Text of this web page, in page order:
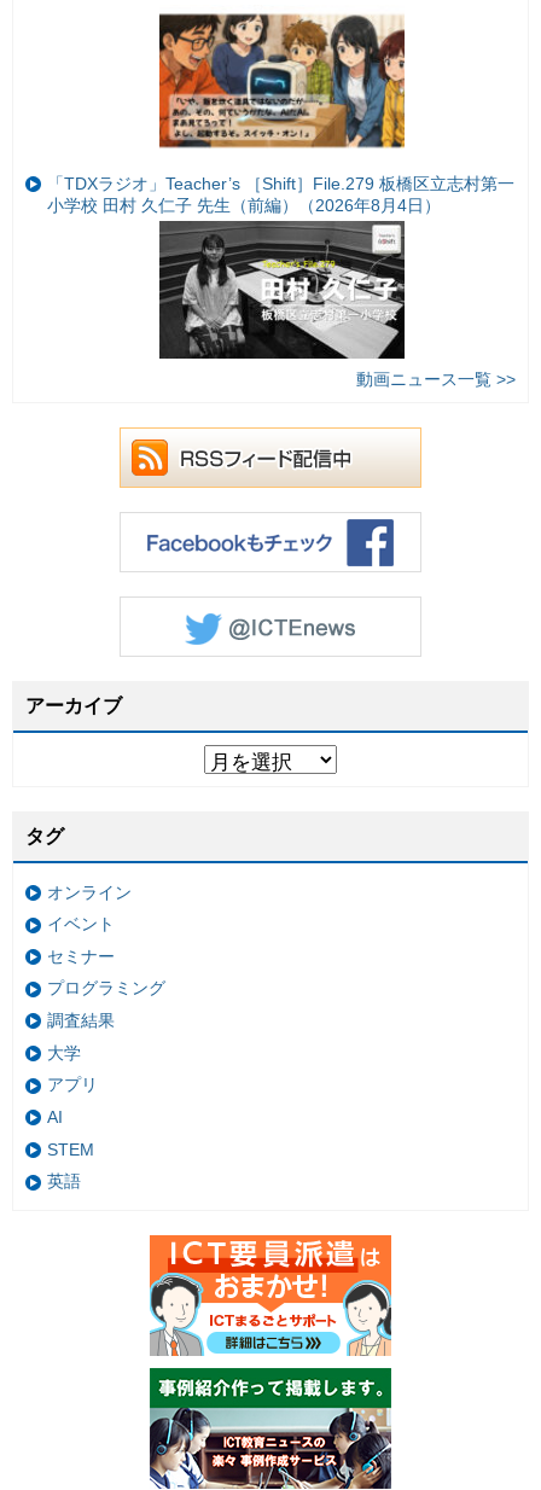
「TDXラジオ」Teacher’s ［Shift］File.279 板橋区立志村第一
小学校 田村 久仁子 先生（前編）（2026年8月4日）
動画ニュース一覧 >>
アーカイブ
タグ
オンライン
イベント
セミナー
プログラミング
調査結果
大学
アプリ
AI
STEM
英語